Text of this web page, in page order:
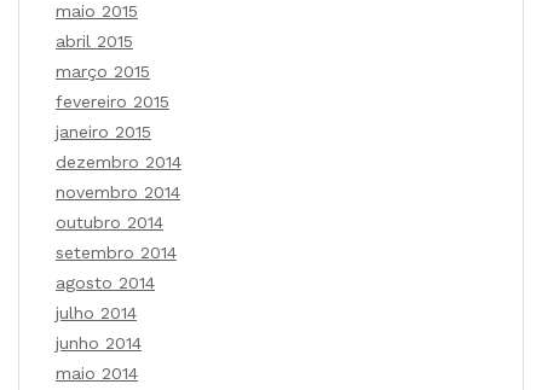
maio 2015
abril 2015
março 2015
fevereiro 2015
janeiro 2015
dezembro 2014
novembro 2014
outubro 2014
setembro 2014
agosto 2014
julho 2014
junho 2014
maio 2014